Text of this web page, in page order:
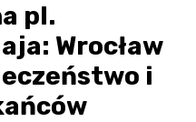
pl.
Wrocław
i